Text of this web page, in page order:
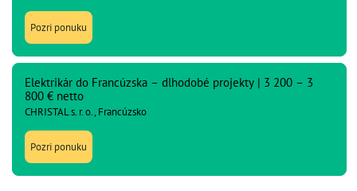
Pozri ponuku
Elektrikár do Francúzska – dlhodobé projekty | 3 200 – 3
800 € netto
CHRISTAL s. r. o., Francúzsko
Pozri ponuku